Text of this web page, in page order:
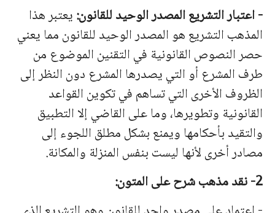
-اعتبارالتشريعالمصدرالوحيدللقانون:يعتبرهذا
المذهبالتشريعهوالمصدرالوحيد للقانونممايعني
حصرالنصوصالقانونية فيالتقنينالموضوع من
طرفالمشرع أوالتييصدرهاالمشرع دونالنظرإلى
الظروفالأخرىالتيتساهمفيتكوينالقواعد
القانونية وتطويرها،وماعلى القاضي إلا التطبيق
والتقيد بأحكامها ويمنع بشكل مطلق اللجوء إلى
مصادر أخرى لأنها ليست بنفس المنزلة والمكانة.
2- نقد مذهب شرح على المتون: